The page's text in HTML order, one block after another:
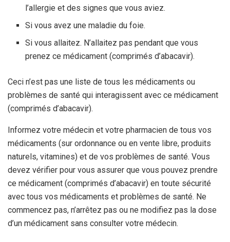
l’allergie et des signes que vous aviez.
Si vous avez une maladie du foie.
Si vous allaitez. N’allaitez pas pendant que vous
prenez ce médicament (comprimés d’abacavir).
Ceci n’est pas une liste de tous les médicaments ou
problèmes de santé qui interagissent avec ce médicament
(comprimés d’abacavir).
Informez votre médecin et votre pharmacien de tous vos
médicaments (sur ordonnance ou en vente libre, produits
naturels, vitamines) et de vos problèmes de santé. Vous
devez vérifier pour vous assurer que vous pouvez prendre
ce médicament (comprimés d’abacavir) en toute sécurité
avec tous vos médicaments et problèmes de santé. Ne
commencez pas, n’arrêtez pas ou ne modifiez pas la dose
d’un médicament sans consulter votre médecin.